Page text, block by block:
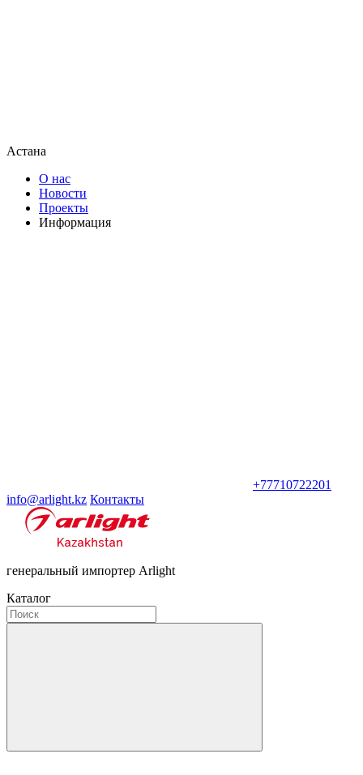
Астана
О нас
Новости
Проекты
Информация
+77710722201
info@arlight.kz Контакты
генеральный импортер Arlight
Каталог